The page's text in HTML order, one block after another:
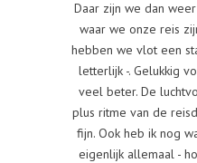
Daar zijn we dan
waar we onze reis
hebben we vlot een
letterlijk -. Gelukkig
veel beter. De
plus ritme van de
fijn. Ook heb ik nog
eigenlijk allemaal -